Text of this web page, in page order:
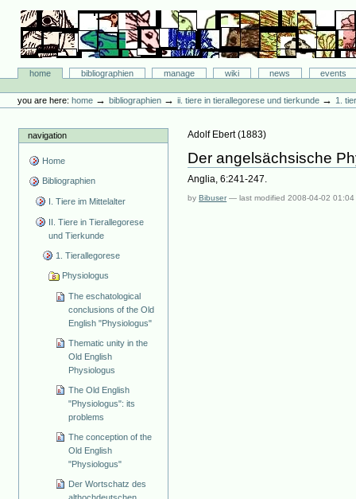
content.
navigation
Bibliographie-Portal
Sectionshome bibliographien manage wiki news
events
tools
you are here: home →bibliographien →ii. tiere in tierallegorese und tierkunde →1.
navigation
Home
Bibliographien
I. Tiere im Mittelalter
II. Tiere in Tierallegorese
und Tierkunde
1. Tierallegorese
Physiologus
The eschatological
conclusions of the Old
English "Physiologus"
Thematic unity in the
Old English
Physiologus
The Old English
"Physiologus": its
problems
The conception of the
Old English
"Physiologus"
Der Wortschatz des
althochdeutschen
Adolf Ebert(1883)
Der angelsächsische
Anglia, 6:241-247.
byBibuser —last modified2008-04-02 01:04